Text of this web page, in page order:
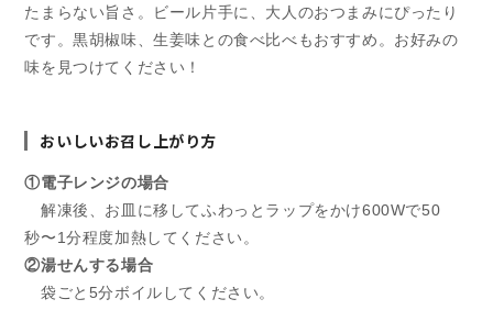
ク〉
本
125g
数
量
を
減
ら
ク〉
5
量
を
や
たまらない旨さ。ビール片手に、大人のおつまみにぴったり
です。黒胡椒味、生姜味との食べ比べもおすすめ。お好みの
味を見つけてください！
おいしいお召し上がり方
①電子レンジの場合
解凍後、お皿に移してふわっとラップをかけ600Wで50
秒〜1分程度加熱してください。
②湯せんする場合
袋ごと5分ボイルしてください。